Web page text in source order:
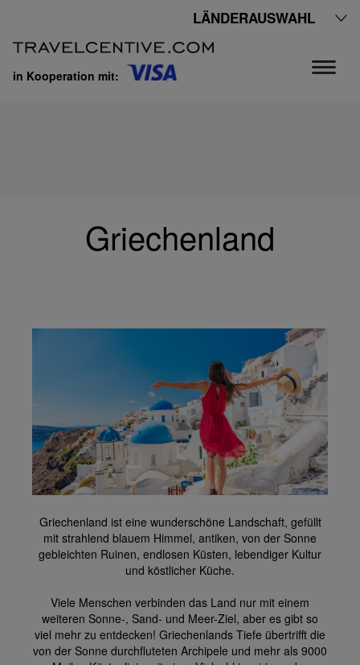
LÄNDERAUSWAHL
in Kooperation mit:
Griechenland
Griechenland ist eine wunderschöne Landschaft, gefüllt
mit strahlend blauem Himmel, antiken, von der Sonne
gebleichten Ruinen, endlosen Küsten, lebendiger Kultur
und köstlicher Küche.
Viele Menschen verbinden das Land nur mit einem
weiteren Sonne-, Sand- und Meer-Ziel, aber es gibt so
viel mehr zu entdecken! Griechenlands Tiefe übertrifft die
von der Sonne durchfluteten Archipele und mehr als 9000